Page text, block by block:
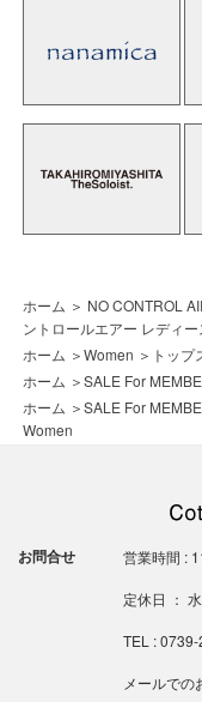
ホーム ＞ NO CONTROL
ントロールエアー レディー
ホーム ＞Women ＞ トップ
ホーム ＞SALE For
ホーム ＞SALE For
Women
お問合せ 営業時間 :
定休日 ：
TEL :
メールでの